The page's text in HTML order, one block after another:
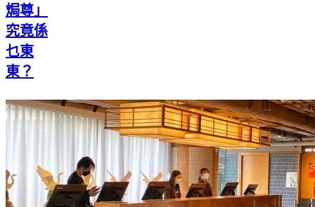
焗尊」
究竟係
乜東
東？